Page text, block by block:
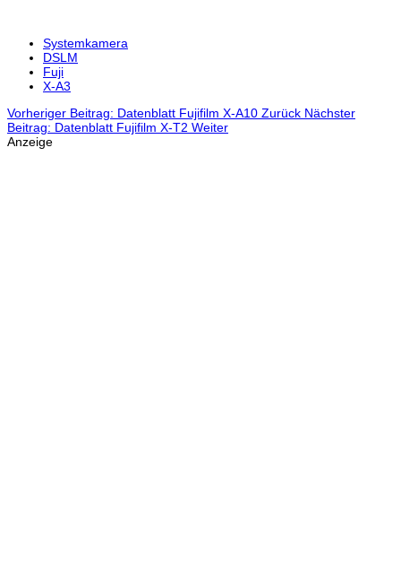
Systemkamera
DSLM
Fuji
X-A3
Vorheriger Beitrag: Datenblatt Fujifilm X-A10 Zurück Nächster
Beitrag: Datenblatt Fujifilm X-T2 Weiter
Anzeige